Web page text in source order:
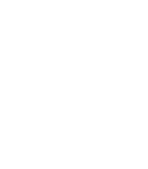
たうえで、合理的
番4-305
03-6753-0948